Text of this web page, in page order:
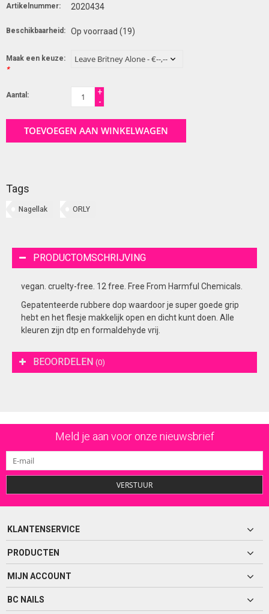
Artikelnummer: 2020434
Beschikbaarheid: Op voorraad (19)
Maak een keuze:
*
Aantal:
+
-
TOEVOEGEN AAN WINKELWAGEN
Tags
Nagellak ORLY
PRODUCTOMSCHRIJVING
vegan. cruelty-free. 12 free. Free From Harmful Chemicals.
Gepatenteerde rubbere dop waardoor je super goede grip
hebt en het flesje makkelijk open en dicht kunt doen. Alle
kleuren zijn dtp en formaldehyde vrij.
BEOORDELEN (0)
Meld je aan voor onze nieuwsbrief
VERSTUUR
KLANTENSERVICE
PRODUCTEN
MIJN ACCOUNT
BC NAILS